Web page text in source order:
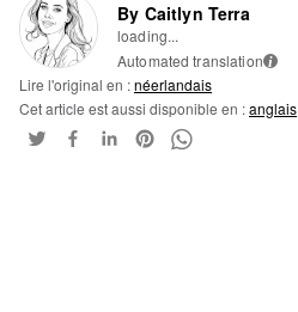
By Caitlyn Terra
loading...
Automated translation i
Lire l'original en :néerlandais
Cet article est aussi disponible en :anglais